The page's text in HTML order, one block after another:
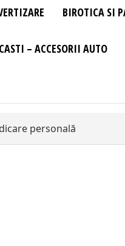
BIROTICA SI
– ACCESORII AUTO
personală